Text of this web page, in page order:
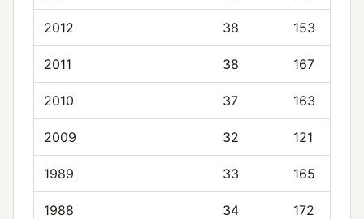
2012 38 153
2011 38 167
2010 37 163
2009 32 121
1989 33 165
1988 34 172